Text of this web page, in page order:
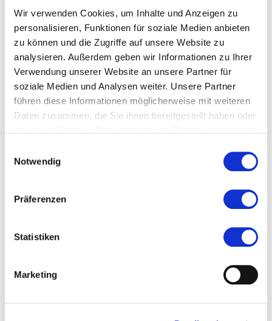
Wir verwenden Cookies, um Inhalte und Anzeigen zu
personalisieren, Funktionen für soziale Medien anbieten
zu können und die Zugriffe auf unsere Website zu
analysieren. Außerdem geben wir Informationen zu Ihrer
Verwendung unserer Website an unsere Partner für
soziale Medien und Analysen weiter. Unsere Partner
führen diese Informationen möglicherweise mit weiteren
Daten zusammen, die Sie ihnen bereitgestellt haben oder
Notwendig
Präferenzen
Statistiken
Marketing
Stand: 2017
#Lokaler Routenführer Rüsselsheim
Ort und Anfahrt
Ludwig-Dörfler-Allee 5